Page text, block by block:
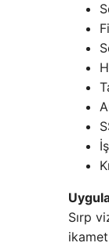
Sırp